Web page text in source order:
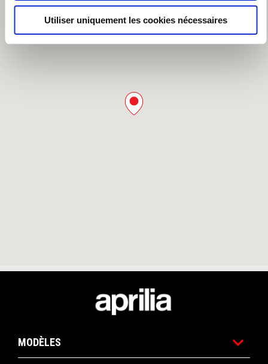
Utiliser uniquement les cookies nécessaires
MODÈLES